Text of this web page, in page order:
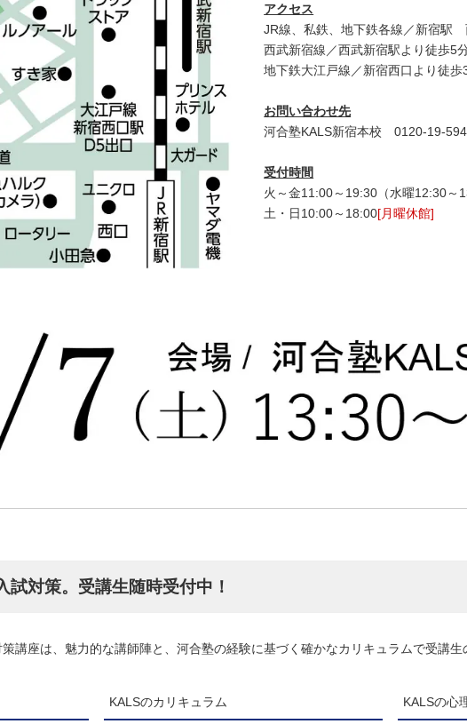
アクセス
JR線、私鉄、地下鉄各線／新宿駅
西武新宿線／西武新宿駅より徒歩5
地下鉄大江戸線／新宿西口より徒歩
お問い合わせ先
河合塾KALS新宿本校
受付時間
火～金11:00～19:30（水曜12:30～
土・日10:00～18:00[月曜休館]
対策。受講生随時受付中！
講座は、魅力的な講師陣と、河合塾の経験に基づく確かなカリキュラムで受講生
KALSのカリキュラム KALSの心